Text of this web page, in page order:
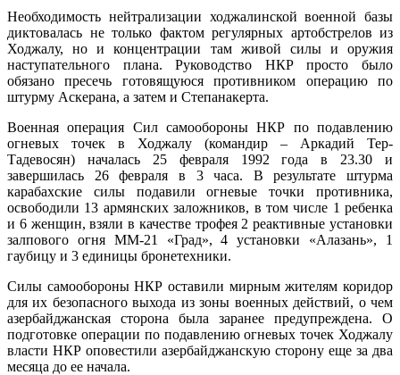
Необходимость нейтрализации ходжалинской военной базы
диктовалась не только фактом регулярных артобстрелов из
Ходжалу, но и концентрации там живой силы и оружия
наступательного плана. Руководство НКР просто было
обязано пресечь готовящуюся противником операцию по
штурму Аскерана, а затем и Степанакерта.
Военная операция Сил самообороны НКР по подавлению
огневых точек в Ходжалу (командир – Аркадий Тер-
Тадевосян) началась 25 февраля 1992 года в 23.30 и
завершилась 26 февраля в 3 часа. В результате штурма
карабахские силы подавили огневые точки противника,
освободили 13 армянских заложников, в том числе 1 ребенка
и 6 женщин, взяли в качестве трофея 2 реактивные установки
залпового огня ММ-21 «Град», 4 установки «Алазань», 1
гаубицу и 3 единицы бронетехники.
Силы самообороны НКР оставили мирным жителям коридор
для их безопасного выхода из зоны военных действий, о чем
азербайджанская сторона была заранее предупреждена. О
подготовке операции по подавлению огневых точек Ходжалу
власти НКР оповестили азербайджанскую сторону еще за два
месяца до ее начала.